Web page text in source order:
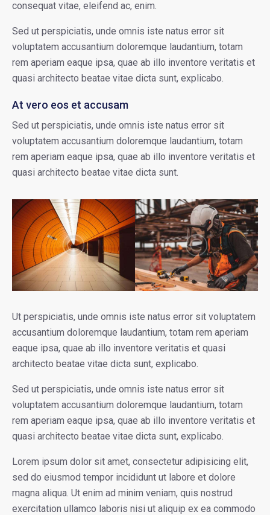
consequat vitae, eleifend ac, enim.
Sed ut perspiciatis, unde omnis iste natus error sit
voluptatem accusantium doloremque laudantium, totam
rem aperiam eaque ipsa, quae ab illo inventore veritatis et
quasi architecto beatae vitae dicta sunt, explicabo.
At vero eos et accusam
Sed ut perspiciatis, unde omnis iste natus error sit
voluptatem accusantium doloremque laudantium, totam
rem aperiam eaque ipsa, quae ab illo inventore veritatis et
quasi architecto beatae vitae dicta sunt.
Ut perspiciatis, unde omnis iste natus error sit voluptatem
accusantium doloremque laudantium, totam rem aperiam
eaque ipsa, quae ab illo inventore veritatis et quasi
architecto beatae vitae dicta sunt, explicabo.
Sed ut perspiciatis, unde omnis iste natus error sit
voluptatem accusantium doloremque laudantium, totam
rem aperiam eaque ipsa, quae ab illo inventore veritatis et
quasi architecto beatae vitae dicta sunt, explicabo.
Lorem ipsum dolor sit amet, consectetur adipisicing elit,
sed do eiusmod tempor incididunt ut labore et dolore
magna aliqua. Ut enim ad minim veniam, quis nostrud
exercitation ullamco laboris nisi ut aliquip ex ea commodo